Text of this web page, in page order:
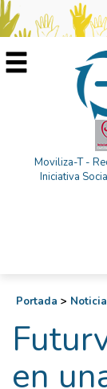
Moviliza-T -
Iniciativa
Portada >
en